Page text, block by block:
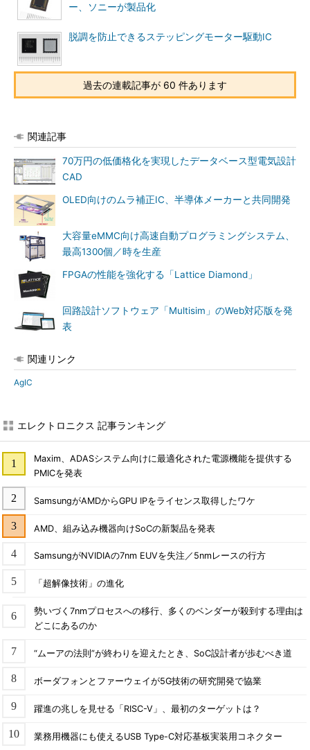
ー、ソニーが製品化
脱調を防止できるステッピングモーター駆動IC
過去の連載記事が 60 件あります
関連記事
70万円の低価格化を実現したデータベース型電気設計
CAD
OLED向けのムラ補正IC、半導体メーカーと共同開発
大容量eMMC向け高速自動プログラミングシステム、
最高1300個／時を生産
FPGAの性能を強化する「Lattice Diamond」
回路設計ソフトウェア「Multisim」のWeb対応版を発
表
関連リンク
AgIC
エレクトロニクス 記事ランキング
Maxim、ADASシステム向けに最適化された電源機能を提供する
PMICを発表
SamsungがAMDからGPU IPをライセンス取得したワケ
AMD、組み込み機器向けSoCの新製品を発表
SamsungがNVIDIAの7nm EUVを失注／5nmレースの行方
「超解像技術」の進化
勢いづく7nmプロセスへの移行、多くのベンダーが殺到する理由は
どこにあるのか
“ムーアの法則”が終わりを迎えたとき、SoC設計者が歩むべき道
ボーダフォンとファーウェイが5G技術の研究開発で協業
躍進の兆しを見せる「RISC-V」、最初のターゲットは？
業務用機器にも使えるUSB Type-C対応基板実装用コネクター